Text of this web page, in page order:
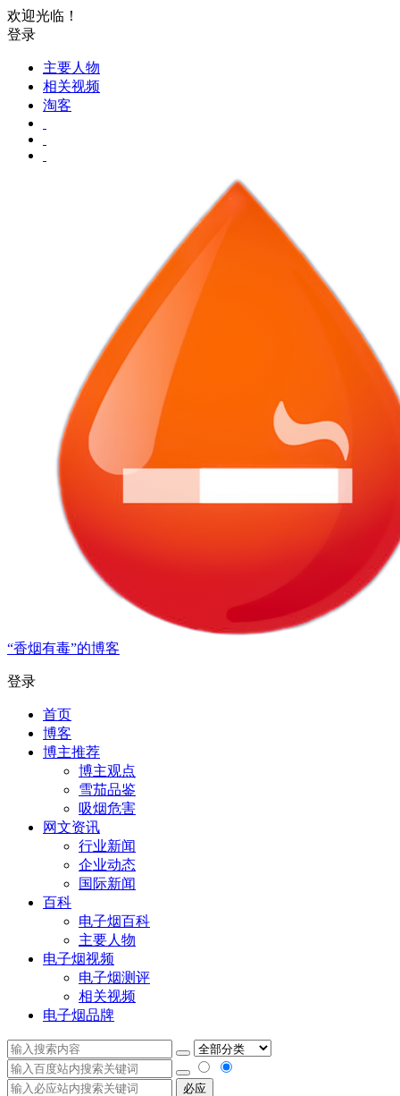
欢迎光临！
登录
主要人物
相关视频
淘客
“香烟有毒”的博客
登录
首页
博客
博主推荐
博主观点
雪茄品鉴
吸烟危害
网文资讯
行业新闻
企业动态
国际新闻
百科
电子烟百科
主要人物
电子烟视频
电子烟测评
相关视频
电子烟品牌
必应